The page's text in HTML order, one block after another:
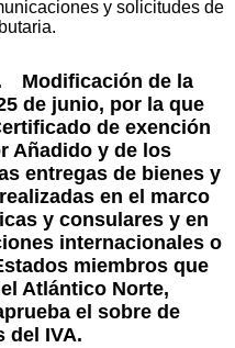
y solicitudes de
Modificación de la
de junio, por la que
de exención
Añadido y de los
entregas de bienes y
en el marco
y consulares y en
internacionales o
miembros que
Atlántico Norte,
el sobre de
del IVA.